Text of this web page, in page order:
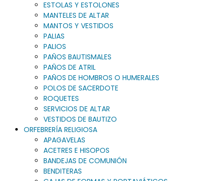
ESTOLAS Y ESTOLONES
MANTELES DE ALTAR
MANTOS Y VESTIDOS
PALIAS
PALIOS
PAÑOS BAUTISMALES
PAÑOS DE ATRIL
PAÑOS DE HOMBROS O HUMERALES
POLOS DE SACERDOTE
ROQUETES
SERVICIOS DE ALTAR
VESTIDOS DE BAUTIZO
ORFEBRERÍA RELIGIOSA
APAGAVELAS
ACETRES E HISOPOS
BANDEJAS DE COMUNIÓN
BENDITERAS